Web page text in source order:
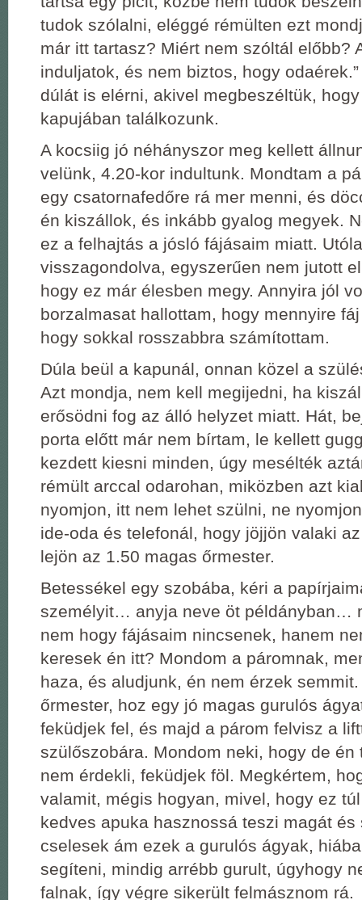
tudok szólalni, eléggé rémülten ezt
már itt tartasz? Miért nem szóltál előbb?
induljatok, és nem biztos, hogy
dúlát is elérni, akivel megbeszéltük,
kapujában találkozunk.
A kocsiig jó néhányszor meg kellett
velünk, 4.20-kor indultunk. Mondtam a
egy csatornafedőre rá mer menni, és
én kiszállok, és inkább gyalog megyek.
ez a felhajtás a jósló fájásaim miatt.
visszagondolva, egyszerűen nem jutott
hogy ez már élesben megy. Annyira jól
borzalmasat hallottam, hogy mennyire
hogy sokkal rosszabbra számítottam.
Dúla beül a kapunál, onnan közel a
Azt mondja, nem kell megijedni, ha
erősödni fog az álló helyzet miatt. Hát,
porta előtt már nem bírtam, le kellett
kezdett kiesni minden, úgy mesélték
rémült arccal odarohan, miközben azt
nyomjon, itt nem lehet szülni, ne
ide-oda és telefonál, hogy jöjjön valaki
lejön az 1.50 magas őrmester.
Betessékel egy szobába, kéri a
személyit… anyja neve öt példányban…
nem hogy fájásaim nincsenek, hanem
keresek én itt? Mondom a páromnak,
haza, és aludjunk, én nem érzek
őrmester, hoz egy jó magas gurulós
feküdjek fel, és majd a párom felvisz a
szülőszobára. Mondom neki, hogy de én
nem érdekli, feküdjek föl. Megkértem,
valamit, mégis hogyan, mivel, hogy ez
kedves apuka hasznossá teszi magát
cselesek ám ezek a gurulós ágyak,
segíteni, mindig arrébb gurult, úgyhogy
falnak, így végre sikerült felmásznom rá.